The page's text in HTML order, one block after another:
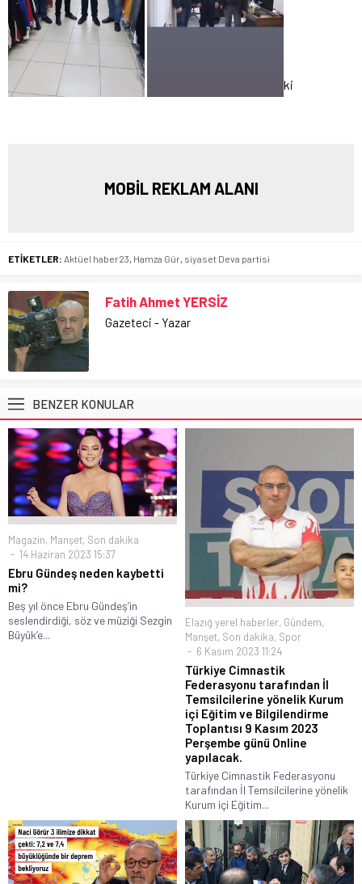
ki
MOBİL REKLAM ALANI
ETİKETLER: Aktüel haber23 Hamza Gür siyaset Deva partisi
Fatih Ahmet YERSİZ
Gazeteci - Yazar
BENZER KONULAR
Magazin, Manşet, Son dakika
14 Haziran 2023 15:37
Ebru Gündeş neden kaybetti
mi?
Beş yıl önce Ebru Gündeş’in
seslendirdiği, söz ve müziği Sezgin
Büyük’e...
Elazığ yerel haberler, Gündem,
Manşet, Son dakika, Spor
6 Kasım 2023 11:24
Türkiye Cimnastik
Federasyonu tarafından İl
Temsilcilerine yönelik Kurum
içi Eğitim ve Bilgilendirme
Toplantısı 9 Kasım 2023
Perşembe günü Online
yapılacak.
Türkiye Cimnastik Federasyonu
tarafından İl Temsilcilerine yönelik
Kurum içi Eğitim...